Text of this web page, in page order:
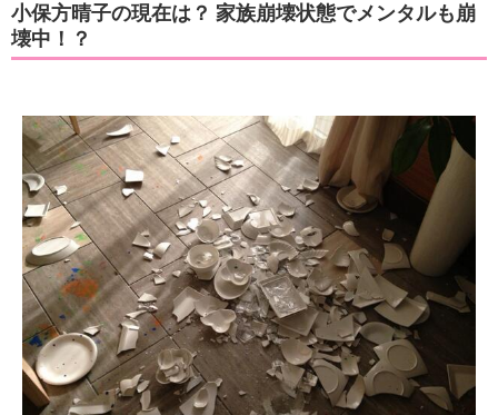
小保方晴子の現在は？ 家族崩壊状態でメンタルも崩
壊中！？